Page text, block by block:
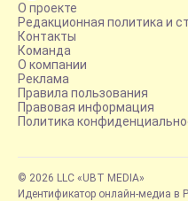
О проекте
Редакционная политика и
Контакты
Команда
О компании
Реклама
Правила пользования
Правовая информация
Политика
© 2026 LLC «UBT MEDIA»
Идентификатор онлайн-медиа в